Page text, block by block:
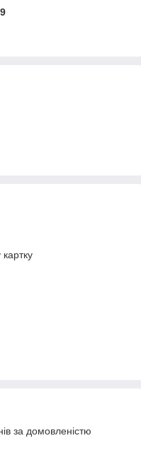
за домовленістю